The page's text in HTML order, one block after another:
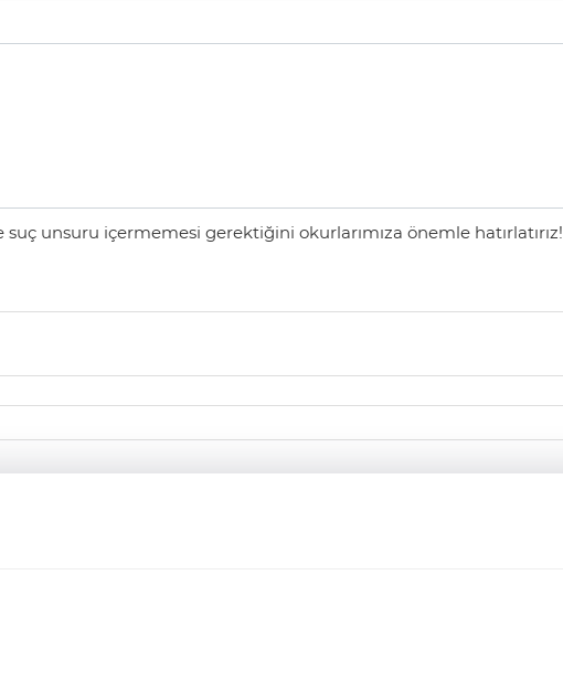
unsuru içermemesi gerektiğini okurlarımıza önemle hatırlatırız!